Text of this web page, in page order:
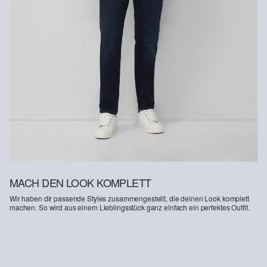
Supporting Better Cotton: Wenn Du dich für unsere
Baumwollprodukte entscheidest, unterstützt Du unsere Investition
in die Mission von Better Cotton, Gemeinschaften zu helfen
fortzubestehen und zu gedeihen; und gleichzeitig die Umwelt zu
schützen und wiederherzustellen. Better Cotton unterstützt
landwirtschaftliche Gemeinschaften in sozialer, ökologischer und
wirtschaftlicher Hinsicht, indem Landwirt: innen in nachhaltigeren
Anbaumethoden geschult werden. Dieses Produkt wird über ein
System der Massenbilanz erzeugt und enthält daher
möglicherweise kein Better Cotton. Mehr Informationen dazu
MACH DEN LOOK KOMPLETT
Wir haben dir passende Styles zusammengestellt, die deinen Look komplett
machen. So wird aus einem Lieblingsstück ganz einfach ein perfektes Outfit.